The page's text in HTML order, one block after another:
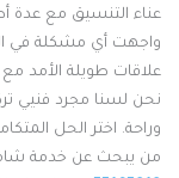
التنسيق مع عدة
أي مشكلة في
طويلة الأمد مع
لسنا مجرد فنيي
اختر الحل
يبحث عن خدمة شاملة